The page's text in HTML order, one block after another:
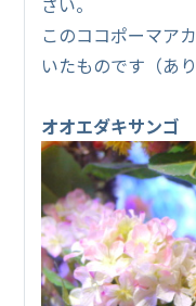
このココポーマア
いたものです（あ
オオエダキサンゴ